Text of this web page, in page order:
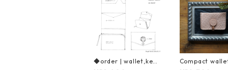
◆order | wallet,keyc
Compact